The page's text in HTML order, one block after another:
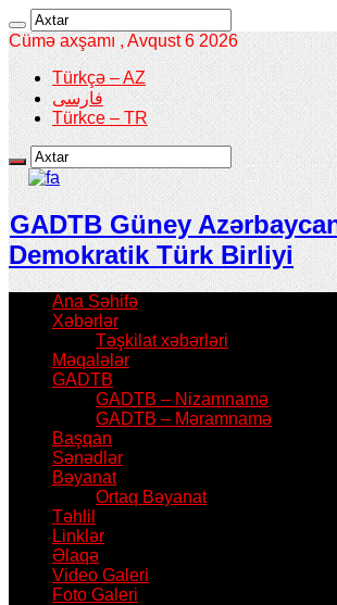
Cümə axşamı , Avqust 6 2026
Türkçə – AZ
فارسی
Türkce – TR
GADTB Güney
Demokratik Türk Birliyi
Ana Səhifə
Xəbərlər
Təşkilat xəbərləri
Məqalələr
GADTB
GADTB – Nizamnamə
GADTB – Məramnamə
Başqan
Sənədlər
Bəyanat
Ortaq Bəyanat
Təhlil
Linklər
Əlaqə
Video Galeri
Foto Galeri